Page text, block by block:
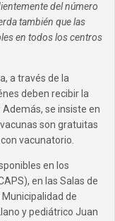
del número
también que las
en todos los centros
a través de la
deben recibir la
se insiste en
son gratuitas
vacunatorio.
en los
en las Salas de
de
y pediátrico Juan